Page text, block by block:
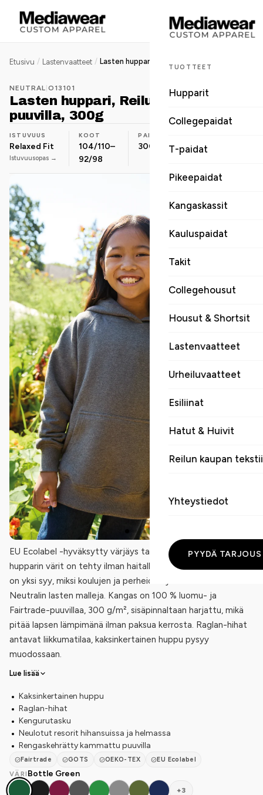
TUOTTEET
Hupparit
Collegepaidat
T-paidat
Pikeepaidat
Kangaskassit
Kauluspaidat
Takit
Collegehousut
Housut & Shortsit
Lastenvaatteet
Urheiluvaatteet
Esiliinat
Hatut & Huivit
Reilun kaupan
Yhteystiedot
PYYDÄ TARJOUS
Etusivu / Lastenvaatteet /
NEUTRAL O13101
Lasten huppari, Reilun kaupan
puuvilla, 300g
ISTUVUUS
Relaxed Fit
Istuvuusopas →
KOOT
104/110–
92/98
PAINO
300 g Luomupuuvilla
EU Ecolabel -hyväksytty värjäys tarkoittaa, että lasten
hupparin värit on tehty ilman haitallisia kemikaaleja — tämä
on yksi syy, miksi koulujen ja perheiden yhteisöt valitsevat
Neutralin lasten malleja. Kangas on 100 % luomu- ja
Fairtrade-puuvillaa, 300 g/m², sisäpinnaltaan harjattu, mikä
pitää lapsen lämpimänä ilman paksua kerrosta. Raglan-hihat
antavat liikkumatilaa, kaksinkertainen huppu pysyy
muodossaan.
Lue lisää
Kaksinkertainen huppu
Raglan-hihat
Kengurutasku
Neulotut resorit hihansuissa ja helmassa
Rengaskehrätty kammattu puuvilla
Fairtrade GOTS OEKO-TEX
EU Ecolabel
VÄRI Bottle Green
+3